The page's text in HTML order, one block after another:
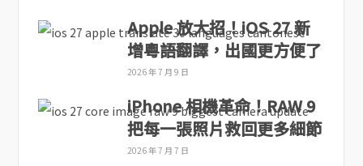
Apple 放大招！iOS 27 新
增粵語翻譯，出國更方便了
2026 年 7 月 9 日
iPhone 相機革命！RAW 9
把每一張照片救回更多細節
2026 年 7 月 7 日